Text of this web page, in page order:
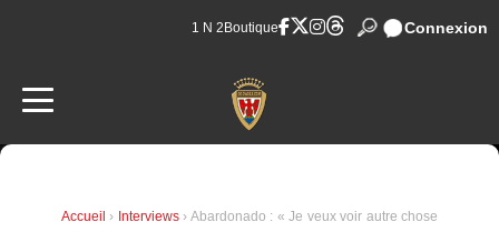
1 N 2 Boutique Connexion
Accueil › Interviews › Abardonado : « Je veux voir autre chose